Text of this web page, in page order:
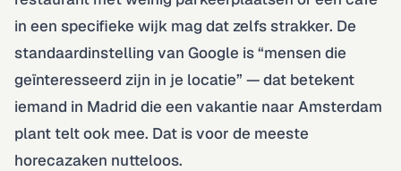
in een specifieke wijk mag dat zelfs strakker. De
standaardinstelling van Google is “mensen die
geïnteresseerd zijn in je locatie” — dat betekent
iemand in Madrid die een vakantie naar Amsterdam
plant telt ook mee. Dat is voor de meeste
horecazaken nutteloos.